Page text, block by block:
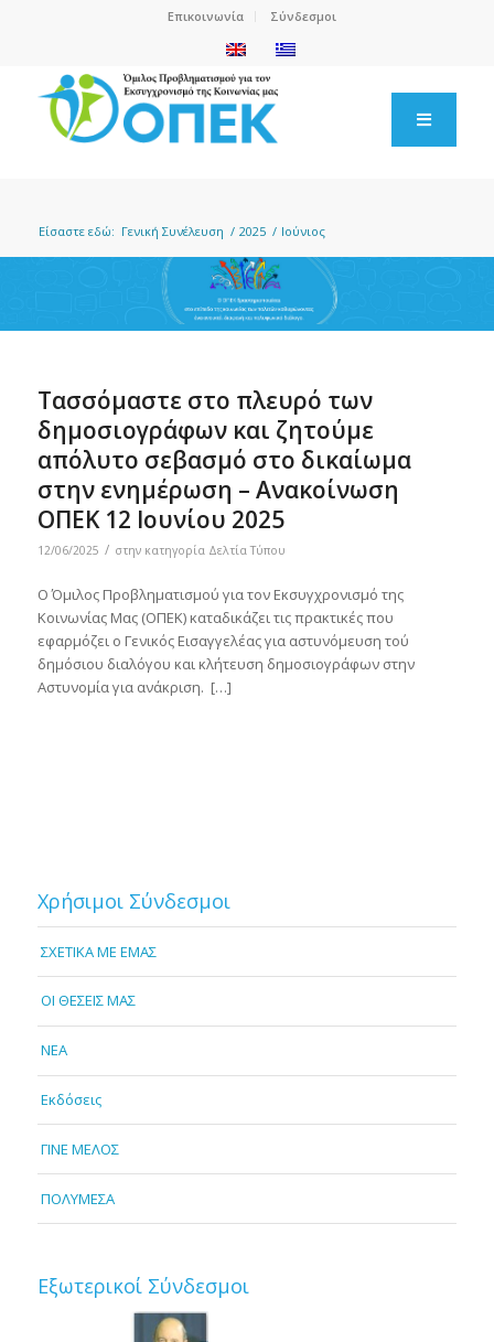
Επικοινωνία Σύνδεσμοι
Είσαστε εδώ: Γενική Συνέλευση / 2025 / Ιούνιος
Τασσόμαστε στο πλευρό των
δημοσιογράφων και ζητούμε
απόλυτο σεβασμό στο δικαίωμα
στην ενημέρωση – Ανακοίνωση
ΟΠΕΚ 12 Ιουνίου 2025
12/06/2025 / στην κατηγορία Δελτία Τύπου
Ο Όμιλος Προβληματισμού για τον Εκσυγχρονισμό της
Κοινωνίας Μας (ΟΠΕΚ) καταδικάζει τις πρακτικές που
εφαρμόζει ο Γενικός Εισαγγελέας για αστυνόμευση τού
δημόσιου διαλόγου και κλήτευση δημοσιογράφων στην
Αστυνομία για ανάκριση. […]
Χρήσιμοι Σύνδεσμοι
ΣΧΕΤΙΚΑ ΜΕ ΕΜΑΣ
OI ΘΕΣΕΙΣ ΜΑΣ
NEA
Εκδόσεις
ΓΙΝΕ ΜΕΛΟΣ
ΠΟΛΥΜΕΣΑ
Εξωτερικοί Σύνδεσμοι